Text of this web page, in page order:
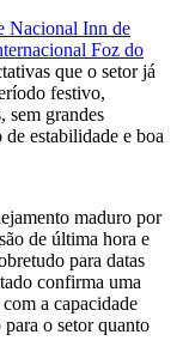
Nacional Inn de
Foz do
que o setor já
festivo,
sem grandes
estabilidade e boa
maduro por
de última hora e
para datas
confirma uma
a capacidade
o setor quanto